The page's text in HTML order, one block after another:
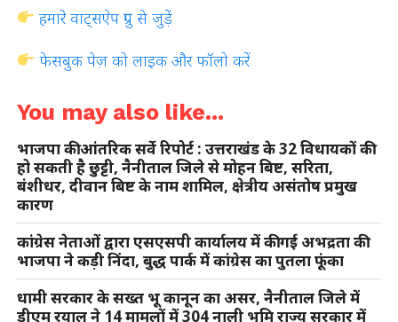
हमारे वाट्सऐप ग्रुप से जुड़ें
फेसबुक पेज़ को लाइक और फॉलो करें
You may also like...
भाजपा की आंतरिक सर्वे रिपोर्ट : उत्तराखंड के 32 विधायकों की
हो सकती है छुट्टी, नैनीताल जिले से मोहन बिष्ट, सरिता,
बंशीधर, दीवान बिष्ट के नाम शामिल, क्षेत्रीय असंतोष प्रमुख
कारण
कांग्रेस नेताओं द्वारा एसएसपी कार्यालय में की गई अभद्रता की
भाजपा ने कड़ी निंदा, बुद्ध पार्क में कांग्रेस का पुतला फूंका
धामी सरकार के सख्त भू कानून का असर, नैनीताल जिले में
डीएम रयाल ने 14 मामलों में 304 नाली भूमि राज्य सरकार में